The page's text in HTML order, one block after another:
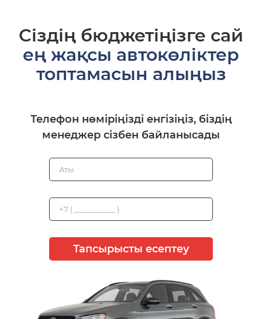
Сіздің бюджетіңізге сай
ең жақсы автокөліктер
топтамасын алыңыз
Телефон нөміріңізді енгізіңіз, біздің
менеджер сізбен байланысады
Тапсырысты есептеу